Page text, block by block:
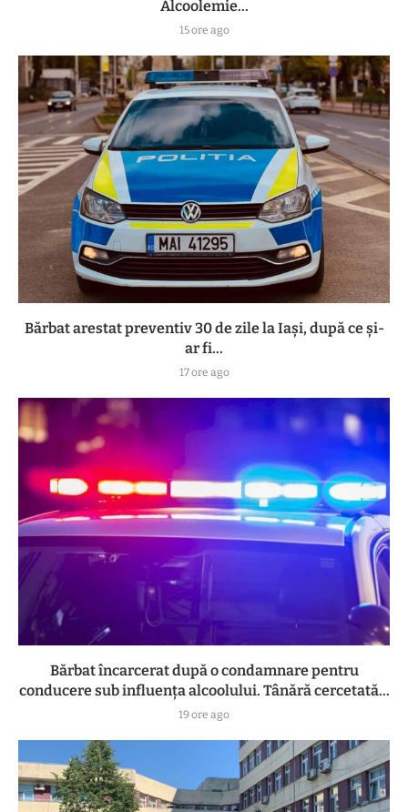
Alcoolemie...
15 ore ago
Bărbat arestat preventiv 30 de zile la Iași, după ce și-
ar fi...
17 ore ago
Bărbat încarcerat după o condamnare pentru
conducere sub influența alcoolului. Tânără cercetată...
19 ore ago